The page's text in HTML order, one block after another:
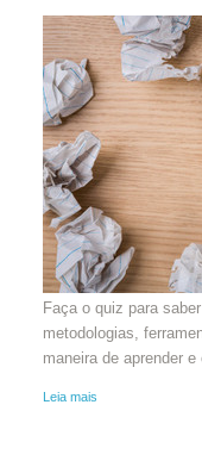
Faça o quiz para
metodologias,
maneira de aprender e
Leia mais